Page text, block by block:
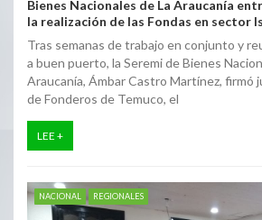
Bienes Nacionales de La Araucanía
la realización de las Fondas en sector
Tras semanas de trabajo en conjunto y
a buen puerto, la Seremi de Bienes
Araucanía, Ámbar Castro Martínez, firmó
de Fonderos de Temuco, el
LEE +
NACIONAL REGIONALES